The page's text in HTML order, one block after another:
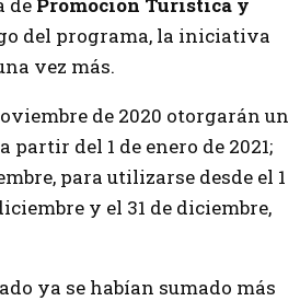
del programa, la iniciativa
vez más.
de 2020 otorgarán un
del 1 de enero de 2021;
para utilizarse desde el 1
y el 31 de diciembre,
ya se habían sumado más